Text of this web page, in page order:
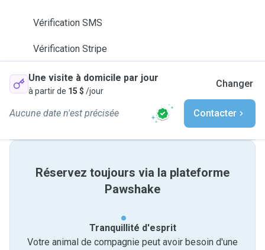
Vérification SMS
Vérification Stripe
Une visite à domicile par jour
à partir de 15 $ /jour
Changer
Aucune date n'est précisée Contacter
Réservez toujours via la plateforme
Pawshake
Tranquillité d'esprit
Votre animal de compagnie peut avoir besoin d'une